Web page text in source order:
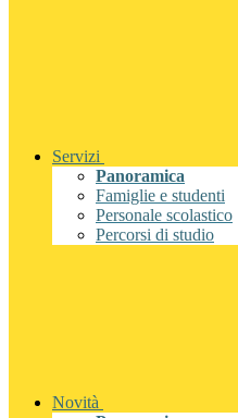
Servizi
Panoramica
Famiglie e studenti
Personale scolastico
Percorsi di studio
Novità